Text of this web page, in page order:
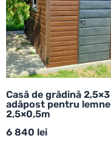
Casă de grădină
adăpost pentru lemne
2,5×0,5m
6 840 lei